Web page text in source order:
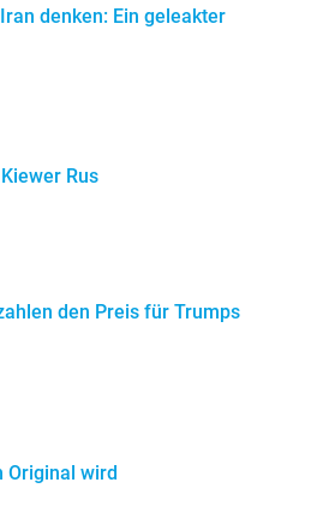
denken: Ein geleakter
Rus
den Preis für Trumps
Original wird